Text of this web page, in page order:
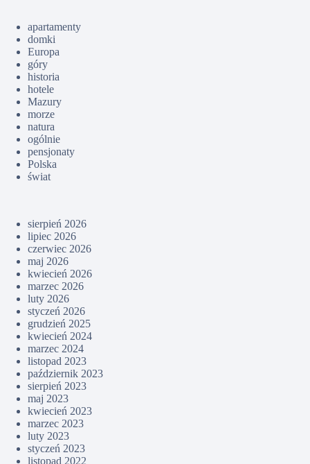
apartamenty
domki
Europa
góry
historia
hotele
Mazury
morze
natura
ogólnie
pensjonaty
Polska
świat
sierpień 2026
lipiec 2026
czerwiec 2026
maj 2026
kwiecień 2026
marzec 2026
luty 2026
styczeń 2026
grudzień 2025
kwiecień 2024
marzec 2024
listopad 2023
październik 2023
sierpień 2023
maj 2023
kwiecień 2023
marzec 2023
luty 2023
styczeń 2023
listopad 2022